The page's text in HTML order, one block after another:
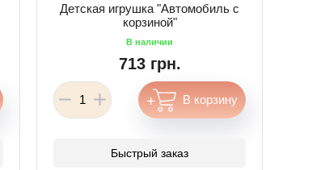
Детская игрушка "Автомобиль с
корзиной"
713 грн.
Быстрый заказ